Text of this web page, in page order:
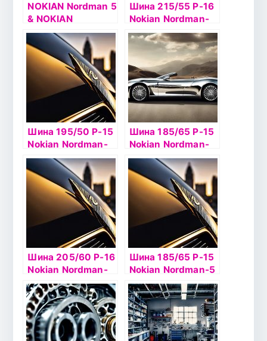
NOKIAN Nordman 5
& NOKIAN
NORDMAN 5
Шина 215/55 Р-16
Nokian Nordman-
SX2 97H б/к
Шина 195/50 Р-15
Nokian Nordman-
SX2 82H б/к
Шина 185/65 Р-15
Nokian Nordman-
SX2 88H б/к
Шина 205/60 Р-16
Nokian Nordman-
SX2 92H б/к
Шина 185/65 Р-15
Nokian Nordman-5
92T б/к шип